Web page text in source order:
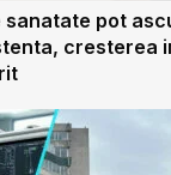
sanatate pot
cresterea